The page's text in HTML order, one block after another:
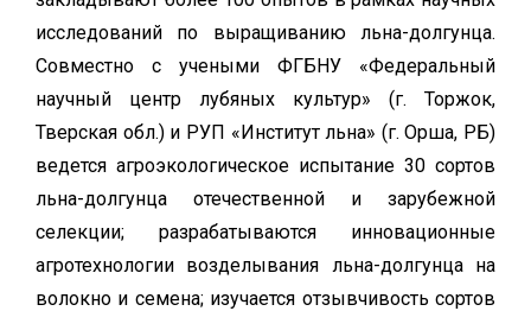
исследований по выращиванию льна-долгунца.
Совместно с учеными ФГБНУ «Федеральный
научный центр лубяных культур» (г. Торжок,
Тверская обл.) и РУП «Институт льна» (г. Орша, РБ)
ведется агроэкологическое испытание 30 сортов
льна-долгунца отечественной и зарубежной
селекции; разрабатываются инновационные
агротехнологии возделывания льна-долгунца на
волокно и семена; изучается отзывчивость сортов